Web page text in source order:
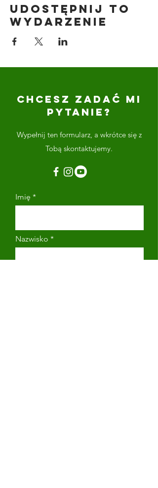
Udostępnij to
wydarzenie
CHCESZ ZADAĆ MI
PYTANIE?
Wypełnij ten formularz, a wkrótce się z
Tobą skontaktujemy.
Imię
Nazwisko